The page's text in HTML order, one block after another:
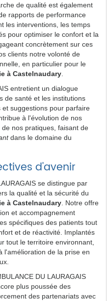
de qualité est également
rapports de performance
les interventions, les temps
pour optimiser le confort et la
concrètement sur ces
clients notre volonté de
en particulier pour le
à Castelnaudary
entretient un dialogue
de santé et les institutions
suggestions pour parfaire
à l'évolution de nos
nos pratiques, faisant de
dans le domaine du
d'avenir
se distingue par
la qualité et la sécurité du
à Castelnaudary . Notre offre
et accompagnement
spécifiques des patients tout
et de réactivité. Implantés
tout le territoire environnant,
l'amélioration de la prise en
DU LAURAGAIS
plus poussée des
des partenariats avec